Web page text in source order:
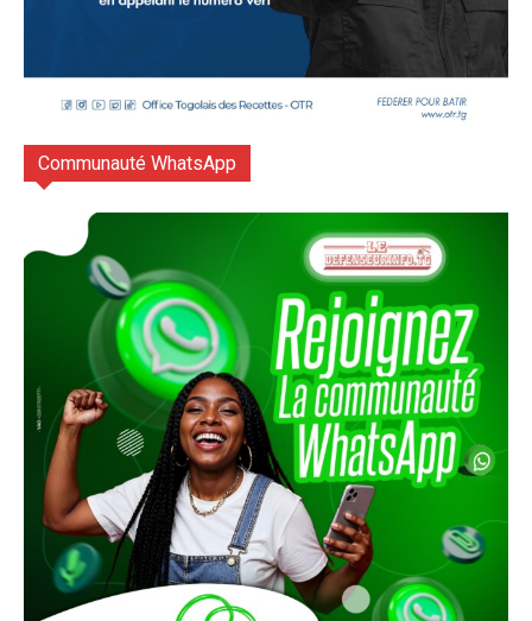
Communauté WhatsApp